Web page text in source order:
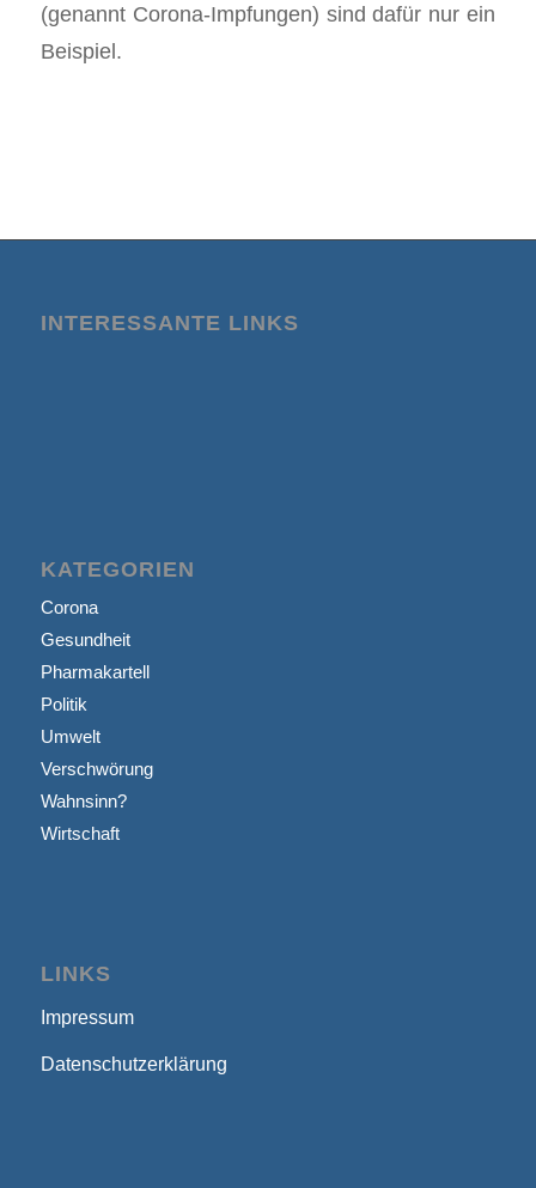
(genannt Corona-Impfungen) sind dafür nur ein
Beispiel.
INTERESSANTE LINKS
KATEGORIEN
Corona
Gesundheit
Pharmakartell
Politik
Umwelt
Verschwörung
Wahnsinn?
Wirtschaft
LINKS
Impressum
Datenschutzerklärung